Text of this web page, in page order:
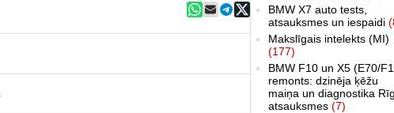
BMW X7 auto tests,
atsauksmes un iespaidi
Makslīgais intelekts (MI)
(177)
BMW F10 un X5 (E70/
remonts: dzinēja ķēžu
maiņa un diagnostika
atsauksmes (7)